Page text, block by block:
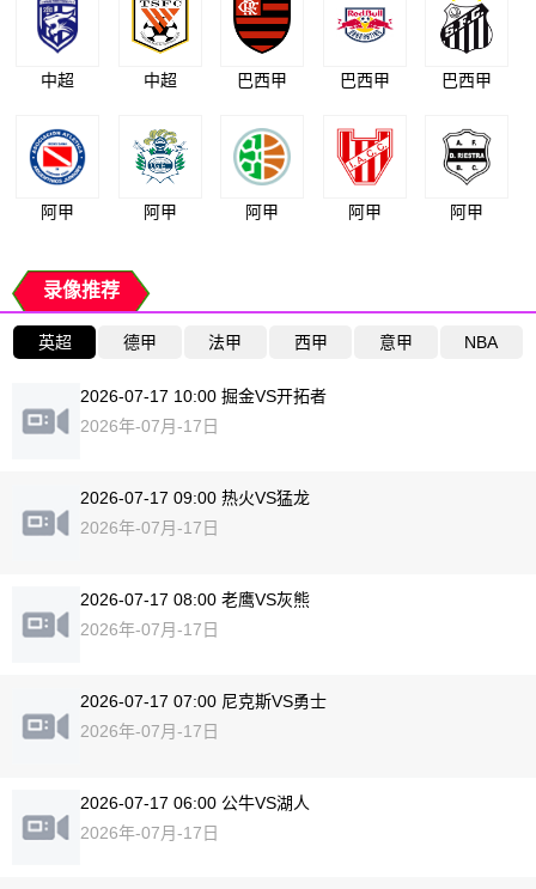
中超 中超 巴西甲 巴西甲 巴西甲
阿甲 阿甲 阿甲 阿甲 阿甲
录像推荐
英超 德甲 法甲 西甲 意甲 NBA
2026-07-17 10:00 掘金VS开拓者
2026年-07月-17日
2026-07-17 09:00 热火VS猛龙
2026年-07月-17日
2026-07-17 08:00 老鹰VS灰熊
2026年-07月-17日
2026-07-17 07:00 尼克斯VS勇士
2026年-07月-17日
2026-07-17 06:00 公牛VS湖人
2026年-07月-17日